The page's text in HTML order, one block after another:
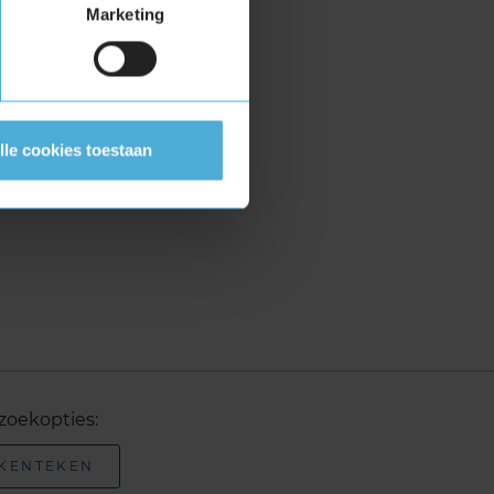
Marketing
cookies toestaan